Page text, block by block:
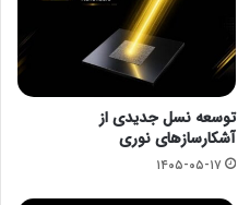
توسعه نسل جدیدی از
آشکارسازهای نوری
۱۴۰۵-۰۵-۱۷